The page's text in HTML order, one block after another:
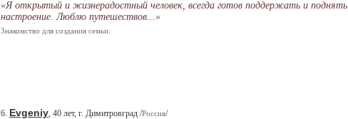
«Я открытый и жизнерадостный человек, всегда готов поддержать и поднять
настроение. Люблю путешествов...»
Знакомство для создания семьи.
6. Evgeniy, 40 лет, г. Димитровград /Россия/